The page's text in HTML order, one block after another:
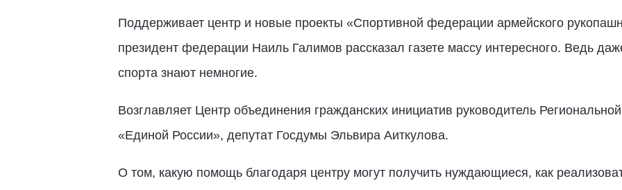
Поддерживает центр и новые проекты «Спортивной федерации армейского
президент федерации Наиль Галимов рассказал газете массу интересного. Ведь
спорта знают немногие.
Возглавляет Центр объединения гражданских инициатив руководитель
«Единой России», депутат Госдумы Эльвира Аиткулова.
О том, какую помощь благодаря центру могут получить нуждающиеся, как